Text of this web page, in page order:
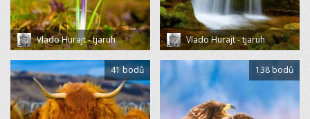
Vlado Hurajt - tjaruh Vlado Hurajt - tjaruh
41 bodů 138 bodů